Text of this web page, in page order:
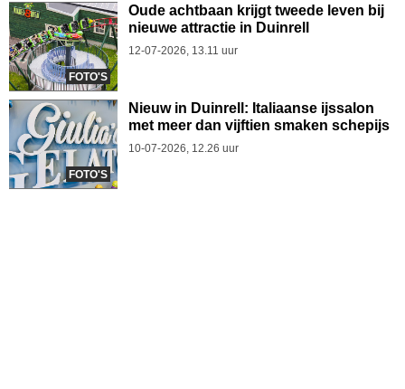
FOTO'S
Oude achtbaan krijgt tweede leven bij
nieuwe attractie in Duinrell
12-07-2026, 13.11 uur
FOTO'S
Nieuw in Duinrell: Italiaanse ijssalon
met meer dan vijftien smaken schepijs
10-07-2026, 12.26 uur